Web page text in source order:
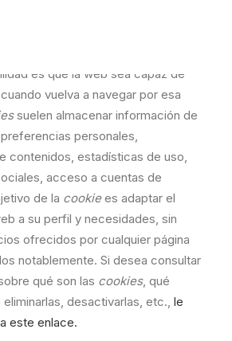
es que la web sea capaz de
vuelva a navegar por esa
suelen almacenar información de
personales,
contenidos, estadísticas de uso,
acceso a cuentas de
de la cookiees adaptar el
a su perfil y necesidades, sin
ofrecidos por cualquier página
notablemente. Si desea consultar
qué son las cookies, qué
desactivarlas, etc., le
este enlace.